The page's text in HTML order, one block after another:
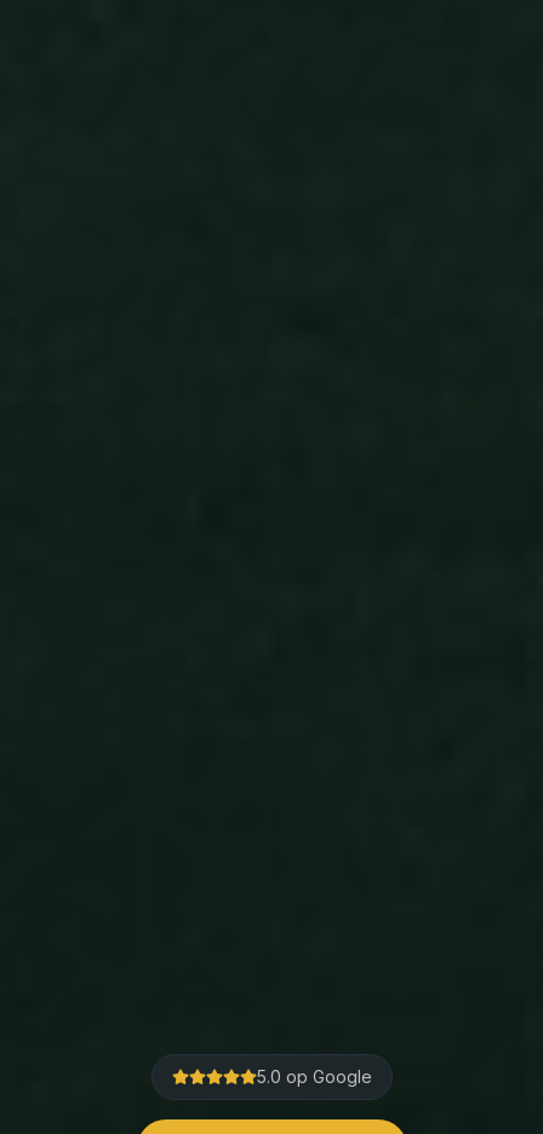
5.0 op Google